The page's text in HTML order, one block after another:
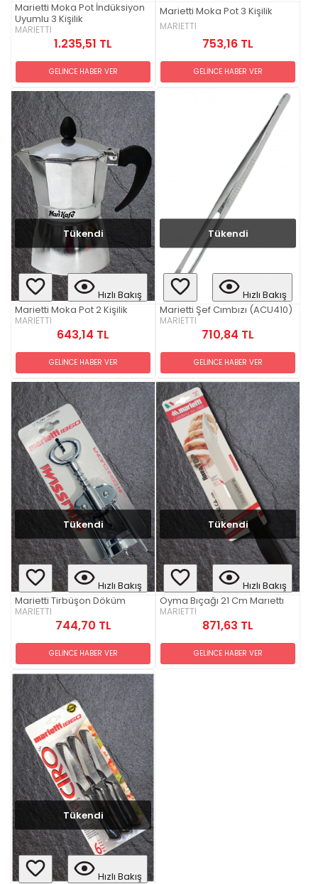
Marietti Moka Pot İndüksiyon
Uyumlu 3 Kişilik
MARIETTI
1.235,51 TL
GELİNCE HABER VER
Marietti Moka Pot 3 Kişilik
MARIETTI
753,16 TL
GELİNCE HABER VER
Tükendi
Hızlı Bakış
Marietti Moka Pot 2 Kişilik
MARIETTI
643,14 TL
GELİNCE HABER VER
Tükendi
Hızlı Bakış
Marietti Şef Cımbızı (ACU410)
MARIETTI
710,84 TL
GELİNCE HABER VER
Tükendi
Hızlı Bakış
Marietti Tirbüşon Döküm
MARIETTI
744,70 TL
GELİNCE HABER VER
Tükendi
Hızlı Bakış
Oyma Bıçağı 21 Cm Marıettı
MARIETTI
871,63 TL
GELİNCE HABER VER
Tükendi
Hızlı Bakış